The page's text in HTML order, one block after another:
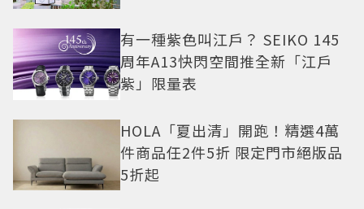
有一種紫色叫江戶？ SEIKO 145
周年A13快閃空間推全新「江戶
紫」限量表
HOLA「夏出清」開跑！精選4萬
件商品任2件5折 限定門市絕版品
5折起